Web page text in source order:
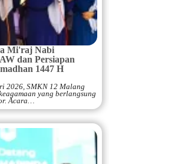
Mi'raj Nabi
dan Persiapan
1447 H
2026, SMKN 12 Malang
yang berlangsung
Acara…